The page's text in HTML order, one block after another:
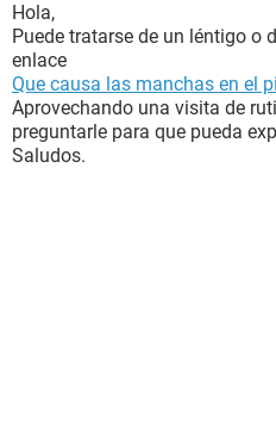
Hola,
Puede tratarse de un léntigo o
enlace
Que causa las manchas en el
Aprovechando una visita de
preguntarle para que pueda
Saludos.